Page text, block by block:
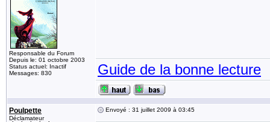
Responsable du Forum
Depuis le: 01 octobre 2003
Status actuel: Inactif
Messages: 830
Guide de la bonne lecture
Poulpette
Déclamateur
Envoyé : 31 juillet 2009 à 03:45